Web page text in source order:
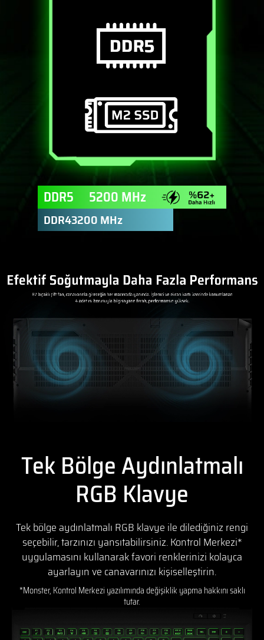
DDR5 5200 MHz
DDR43200 MHz
Tek Bölge Aydınlatmalı
RGB Klavye
Tek bölge aydınlatmalı RGB klavye ile dilediğiniz rengi
seçebilir, tarzınızı yansıtabilirsiniz. Kontrol Merkezi*
uygulamasını kullanarak favori renklerinizi kolayca
ayarlayın ve canavarınızı kişiselleştirin.
*Monster, Kontrol Merkezi yazılımında değişiklik yapma hakkını saklı
tutar.